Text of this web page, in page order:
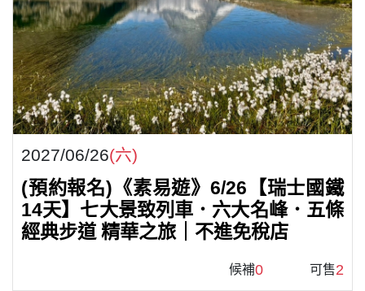
2027/06/26(六)
(預約報名)《素易遊》6/26【瑞士國鐵
14天】七大景致列車．六大名峰．五條
經典步道 精華之旅｜不進免稅店
候補0 可售2